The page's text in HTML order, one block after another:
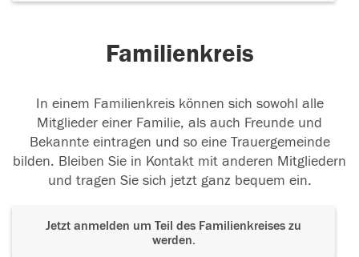
Familienkreis
In einem Familienkreis können sich sowohl alle
Mitglieder einer Familie, als auch Freunde und
Bekannte eintragen und so eine Trauergemeinde
bilden. Bleiben Sie in Kontakt mit anderen Mitgliedern
und tragen Sie sich jetzt ganz bequem ein.
Jetzt anmelden um Teil des Familienkreises zu
werden.